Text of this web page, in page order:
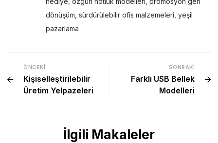
dönüşüm sürdürülebilir ofis malzemeleri yeşil
pazarlama
ÖNCEKI
Kişiselleştirilebilir
Üretim Yelpazeleri
SONRAKI
Farklı USB Bellek
Modelleri
İlgili Makaleler